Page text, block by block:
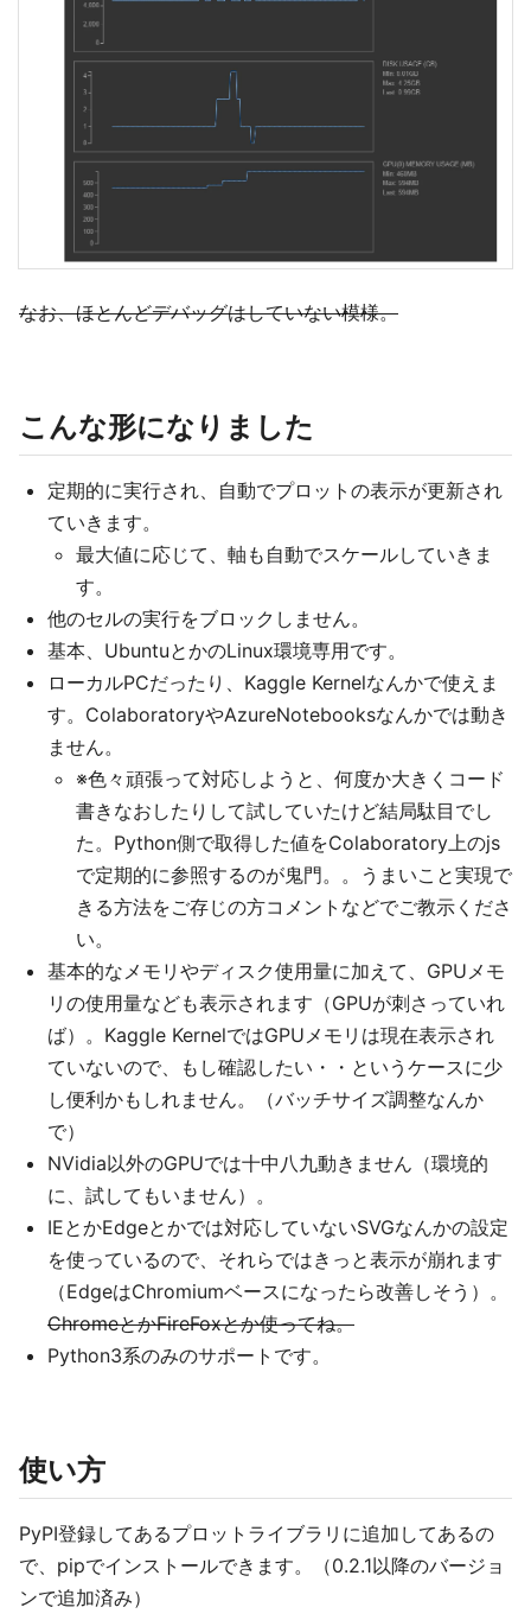
なお、ほとんどデバッグはしていない模様。
こんな形になりました
定期的に実行され、自動でプロットの表示が更新され
ていきます。
最大値に応じて、軸も自動でスケールしていきま
す。
他のセルの実行をブロックしません。
基本、UbuntuとかのLinux環境専用です。
ローカルPCだったり、Kaggle Kernelなんかで使えま
す。ColaboratoryやAzureNotebooksなんかでは動き
ません。
※色々頑張って対応しようと、何度か大きくコード
書きなおしたりして試していたけど結局駄目でし
た。Python側で取得した値をColaboratory上のjs
で定期的に参照するのが鬼門。。うまいこと実現で
きる方法をご存じの方コメントなどでご教示くださ
い。
基本的なメモリやディスク使用量に加えて、GPUメモ
リの使用量なども表示されます（GPUが刺さっていれ
ば）。Kaggle KernelではGPUメモリは現在表示され
ていないので、もし確認したい・・というケースに少
し便利かもしれません。（バッチサイズ調整なんか
で）
NVidia以外のGPUでは十中八九動きません（環境的
に、試してもいません）。
IEとかEdgeとかでは対応していないSVGなんかの設定
を使っているので、それらではきっと表示が崩れます
（EdgeはChromiumベースになったら改善しそう）。
ChromeとかFireFoxとか使ってね。
Python3系のみのサポートです。
使い方
PyPI登録してあるプロットライブラリに追加してあるの
で、pipでインストールできます。（0.2.1以降のバージョ
ンで追加済み）